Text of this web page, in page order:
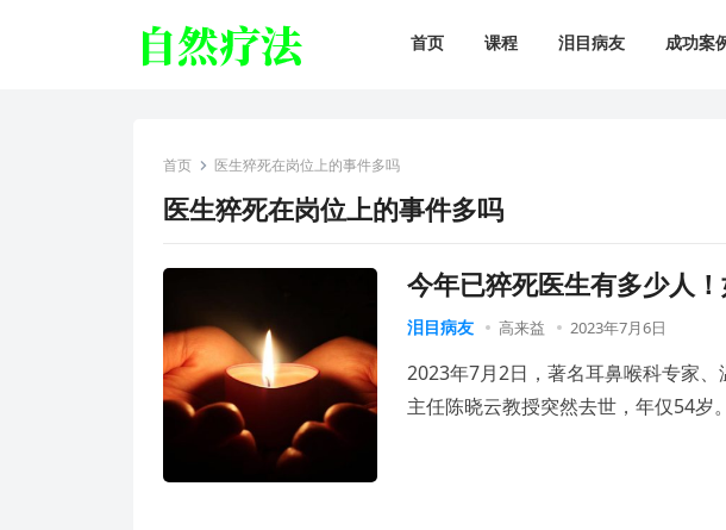
首页 课程 泪目病友 成功案
首页 医生猝死在岗位上的事件多吗
医生猝死在岗位上的事件多吗
今年已猝死医生有多少人
泪目病友 高来益 2023年7月6日
2023年7月2日，著名耳鼻喉科专家
主任陈晓云教授突然去世，年仅54岁